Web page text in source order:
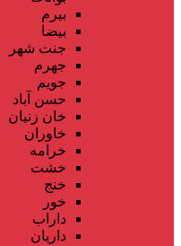
بیرم
بیضا
جنت شهر
جهرم
جویم
حسن آباد
خان زنیان
خاوران
خرامه
خشت
خنج
خور
داراب
داریان